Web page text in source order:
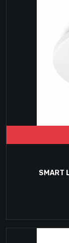
SMART